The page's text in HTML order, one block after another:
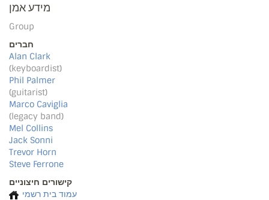
מידע אמן
Group
חברים
Alan Clark
(keyboardist)
Phil Palmer
(guitarist)
Marco Caviglia
(legacy band)
Mel Collins
Jack Sonni
Trevor Horn
Steve Ferrone
קישורים חיצוניים
עמוד בית רשמי